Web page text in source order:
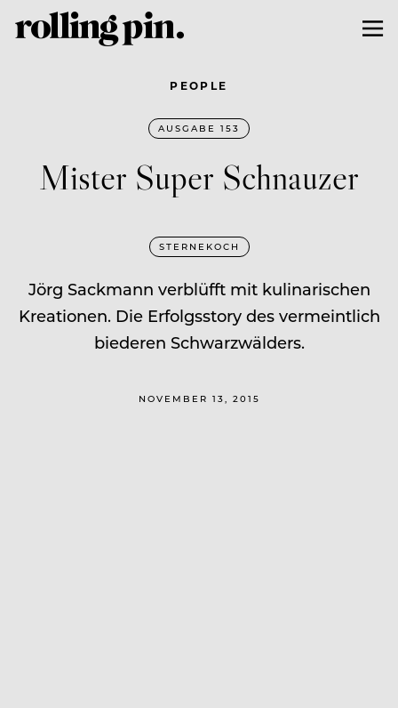
PEOPLE
AUSGABE 153
Mister Super Schnauzer
STERNEKOCH
Jörg Sackmann verblüfft mit kulinarischen
Kreationen. Die Erfolgsstory des vermeintlich
biederen Schwarzwälders.
NOVEMBER 13, 2015